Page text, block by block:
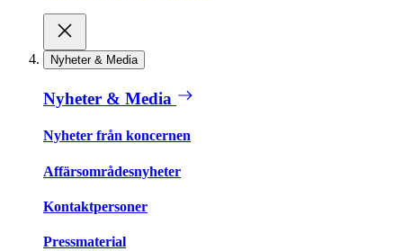
Nyheter & Media
Nyheter & Media
Nyheter från koncernen
Affärsområdesnyheter
Kontaktpersoner
Pressmaterial